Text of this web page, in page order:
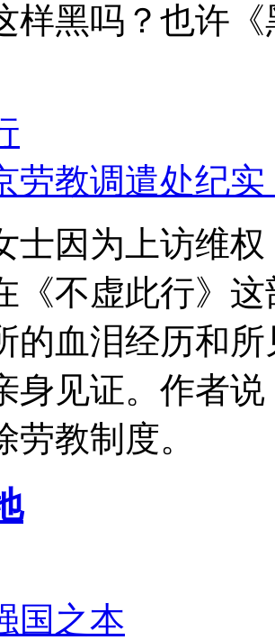
样黑吗？也许
教调遣处纪实
士因为上访维
《不虚此行》
的血泪经历和
身见证。作者
劳教制度。
国之本